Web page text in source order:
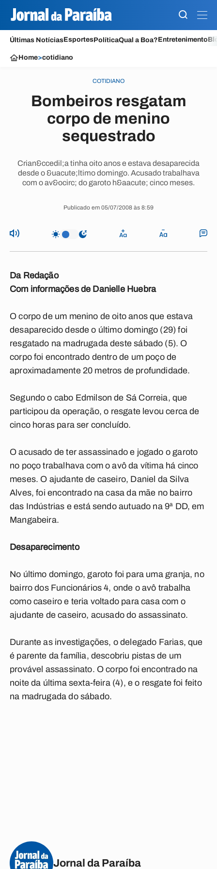
Últimas NotíciasEsportesPolíticaQual a Boa?Entretenimento
Home>cotidiano
COTIDIANO
Bombeiros resgatam
corpo de menino
sequestrado
Crian&ccedil;a tinha oito anos e estava desaparecida
desde o &uacute;ltimo domingo. Acusado trabalhava
com o av&ocirc; do garoto h&aacute; cinco meses.
Publicado em 05/07/2008 às 8:59
Da Redação
Com informações de Danielle Huebra
O corpo de um menino de oito anos que estava
desaparecido desde o último domingo (29) foi
resgatado na madrugada deste sábado (5). O
corpo foi encontrado dentro de um poço de
aproximadamente 20 metros de profundidade.
Segundo o cabo Edmilson de Sá Correia, que
participou da operação, o resgate levou cerca de
cinco horas para ser concluído.
O acusado de ter assassinado e jogado o garoto
no poço trabalhava com o avô da vítima há cinco
meses. O ajudante de caseiro, Daniel da Silva
Alves, foi encontrado na casa da mãe no bairro
das Indústrias e está sendo autuado na 9ª DD, em
Mangabeira.
Desaparecimento
No último domingo, garoto foi para uma granja, no
bairro dos Funcionários 4, onde o avô trabalha
como caseiro e teria voltado para casa com o
ajudante de caseiro, acusado do assassinato.
Durante as investigações, o delegado Farias, que
é parente da família, descobriu pistas de um
provável assassinato. O corpo foi encontrado na
noite da última sexta-feira (4), e o resgate foi feito
na madrugada do sábado.
Jornal da Paraíba